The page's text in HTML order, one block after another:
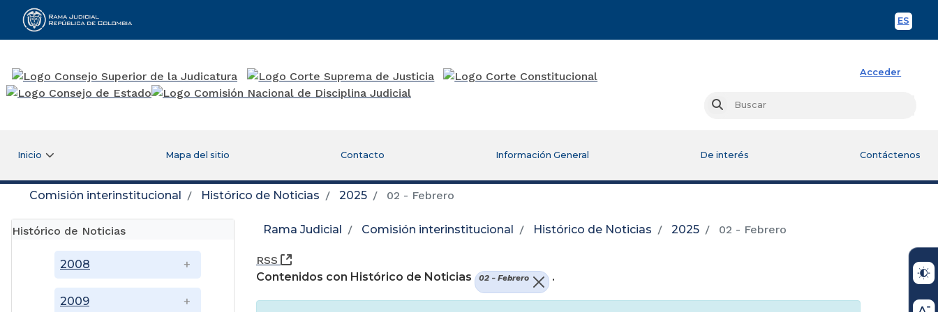
ES
Rama Judicial
Acceder
Buscar
Inicio Mapa del sitio Contacto Información General De interés Contáctenos
Comisión interinstitucional Histórico de Noticias 2025 02 - Febrero
Histórico de Noticias
2008
2009
Rama Judicial Comisión interinstitucional Histórico de Noticias 2025 02 - Febrero
RSS
(Abre una nueva ventana)
Contenidos con Histórico de Noticias
02 - Febrero .